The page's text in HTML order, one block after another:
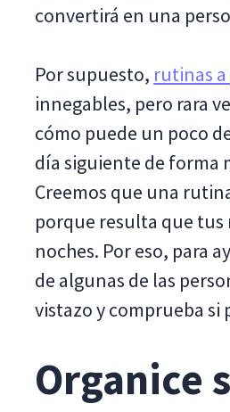
convertirá en una
Por supuesto, rutinas
innegables, pero rara
cómo puede un poco
día siguiente de forma
Creemos que una
porque resulta que tus
noches. Por eso, para
de algunas de las
vistazo y comprueba si
Organice